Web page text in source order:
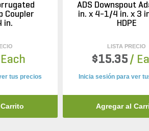
Coupler
in.
tus precios
ADS Downspout
in. x 4-1/4 in. x 3
HDPE
LISTA PRECIO
$15.35 /
Inicia sesión para ver
Agregar al